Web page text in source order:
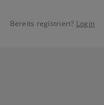
Bereits registriert? Login